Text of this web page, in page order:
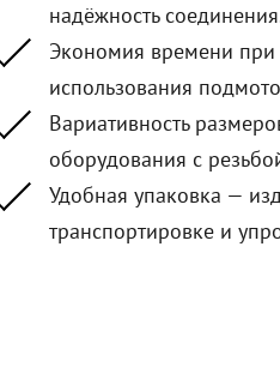
надёжность
Экономия времени при
использования
Вариативность
оборудования с
Удобная упаковка —
транспортировке и